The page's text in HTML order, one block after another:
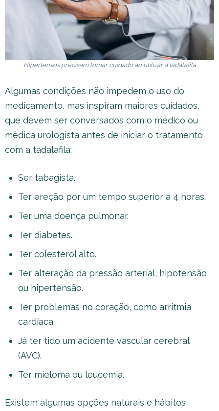
Hipertensos precisam tomar cuidado ao utilizar a tadalafila
Algumas condições não impedem o uso do
medicamento, mas inspiram maiores cuidados,
que devem ser conversados com o médico ou
médica urologista antes de iniciar o tratamento
com a tadalafila:
Ser tabagista.
Ter ereção por um tempo superior a 4 horas.
Ter uma doença pulmonar.
Ter diabetes.
Ter colesterol alto.
Ter alteração da pressão arterial, hipotensão
ou hipertensão.
Ter problemas no coração, como arritmia
cardíaca.
Já ter tido um acidente vascular cerebral
(AVC).
Ter mieloma ou leucemia.
Existem algumas opções naturais e hábitos